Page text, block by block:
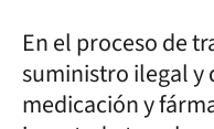
En el proceso de
suministro ilegal y
medicación y